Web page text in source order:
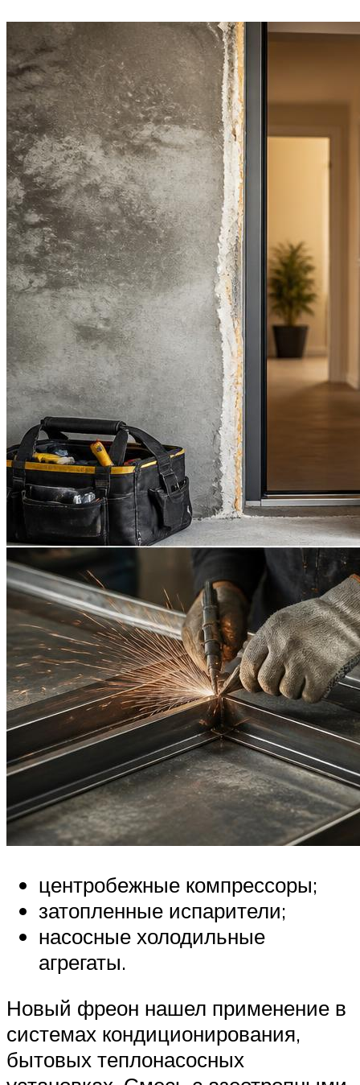
центробежные компрессоры;
затопленные испарители;
насосные холодильные
агрегаты.
Новый фреон нашел применение в
системах кондиционирования,
бытовых теплонасосных